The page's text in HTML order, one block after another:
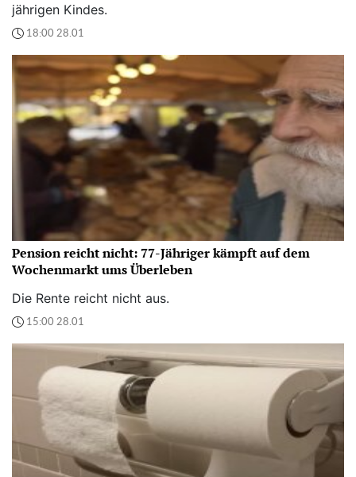
jährigen Kindes.
18:00 28.01
Pension reicht nicht: 77-Jähriger kämpft auf dem
Wochenmarkt ums Überleben
Die Rente reicht nicht aus.
15:00 28.01